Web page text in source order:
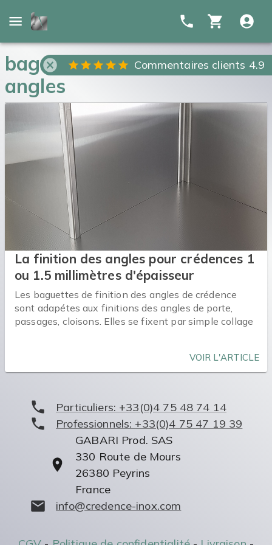
Commentaires clients 4.9
baguettes de finition des
angles
La finition des angles pour crédences 1
ou 1.5 millimètres d'épaisseur
Les baguettes de finition des angles de crédence
sont adapétes aux finitions des angles de porte,
passages, cloisons. Elles se fixent par simple collage
VOIR L'ARTICLE
Particuliers: +33(0)4 75 48 74 14
Professionnels: +33(0)4 75 47 19 39
GABARI Prod. SAS
330 Route de Mours
26380 Peyrins
France
info@credence-inox.com